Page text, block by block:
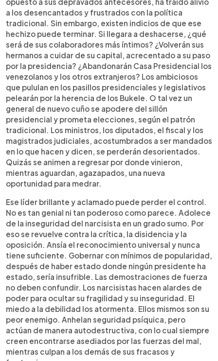
a los desencantados y frustrados con la política
tradicional. Sin embargo, existen indicios de que ese
hechizo puede terminar. Si llegara a deshacerse, ¿qué
será de sus colaboradores más íntimos? ¿Volverán sus
hermanos a cuidar de su capital, acrecentado a su paso
por la presidencia? ¿Abandonarán Casa Presidencial los
venezolanos y los otros extranjeros? Los ambiciosos
que pululan en los pasillos presidenciales y legislativos
pelearán por la herencia de los Bukele. O tal vez un
general de nuevo cuño se apodere del sillón
presidencial y prometa elecciones, según el patrón
tradicional. Los ministros, los diputados, el fiscal y los
magistrados judiciales, acostumbrados a ser mandados
en lo que hacen y dicen, se perderán desorientados.
Quizás se animen a regresar por donde vinieron,
mientras aguardan, agazapados, una nueva
oportunidad para medrar.
Ese líder brillante y aclamado puede perder el control.
No es tan genial ni tan poderoso como parece. Adolece
de la inseguridad del narcisista en un grado sumo. Por
eso se revuelve contra la crítica, la disidencia y la
oposición. Ansía el reconocimiento universal y nunca
tiene suficiente. Gobernar con mínimos de popularidad,
después de haber estado donde ningún presidente ha
estado, sería insufrible. Las demostraciones de fuerza
no deben confundir. Los narcisistas hacen alardes de
poder para ocultar su fragilidad y su inseguridad. El
miedo a la debilidad los atormenta. Ellos mismos son su
peor enemigo. Anhelan seguridad psíquica, pero
actúan de manera autodestructiva, con lo cual siempre
creen encontrarse asediados por las fuerzas del mal,
mientras culpan a los demás de sus fracasos y